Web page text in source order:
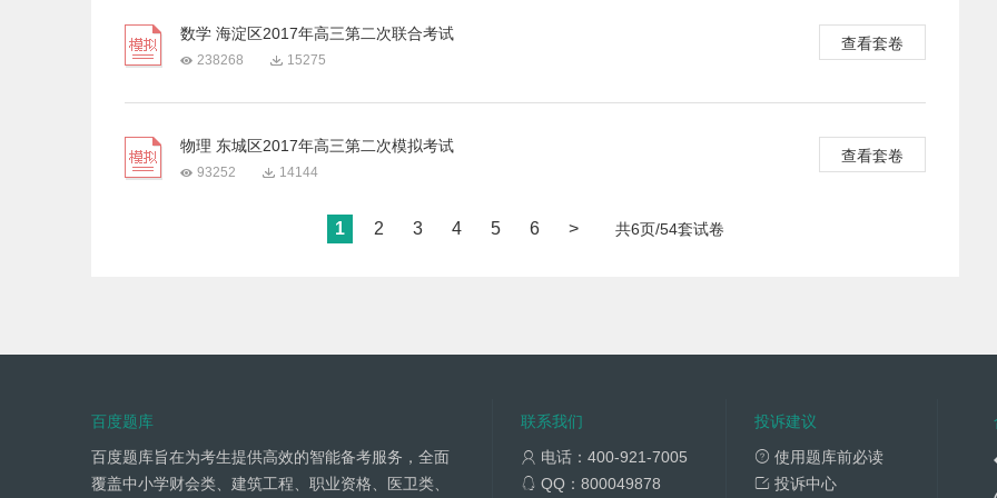
数学 海淀区2017年高三第二次联合考试
238268 15275
查看套卷
物理 东城区2017年高三第二次模拟考试
93252 14144
查看套卷
1 2 3 4 5 6 > 共6页/54套试卷
百度题库
百度题库旨在为考生提供高效的智能备考服务，全面
覆盖中小学财会类、建筑工程、职业资格、医卫类、
联系我们
电话：400-921-7005
QQ：800049878
投诉建议
使用题库前必读
投诉中心